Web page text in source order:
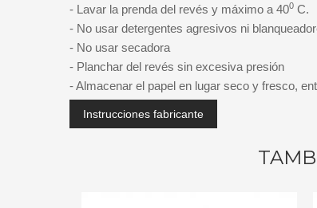
- Lavar la prenda del revés y máximo a 400 C.
- No usar detergentes agresivos ni
- No usar secadora
- Planchar del revés sin excesiva presión
- Almacenar el papel en lugar seco y fresco,
Instrucciones fabricante